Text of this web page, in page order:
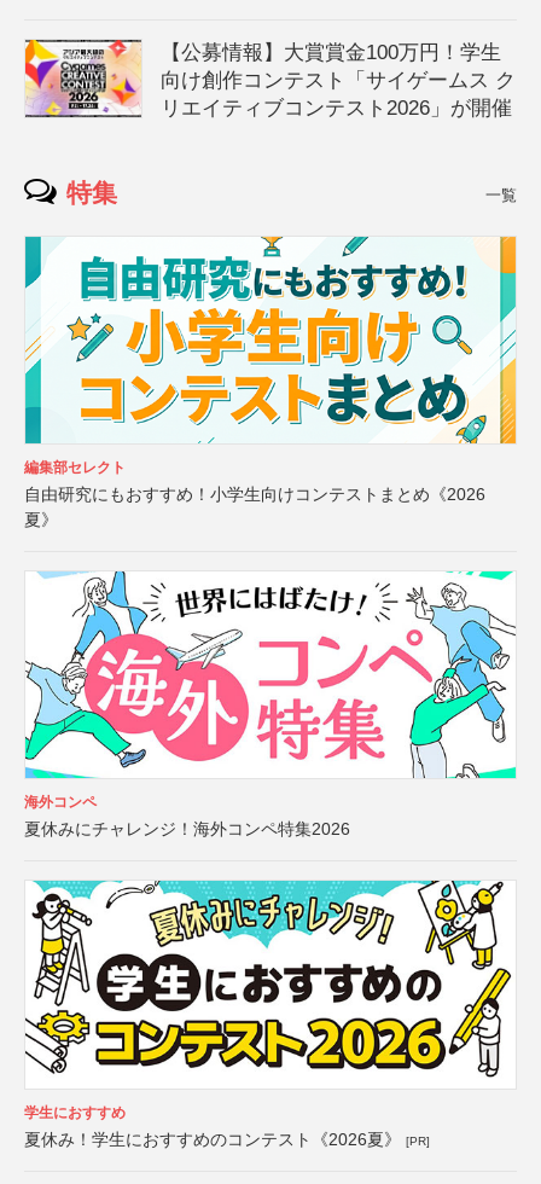
【公募情報】大賞賞金100万円！学生
向け創作コンテスト「サイゲームス ク
リエイティブコンテスト2026」が開催
特集 一覧
編集部セレクト
自由研究にもおすすめ！小学生向けコンテストまとめ《2026
夏》
海外コンペ
夏休みにチャレンジ！海外コンペ特集2026
学生におすすめ
夏休み！学生におすすめのコンテスト《2026夏》 [PR]